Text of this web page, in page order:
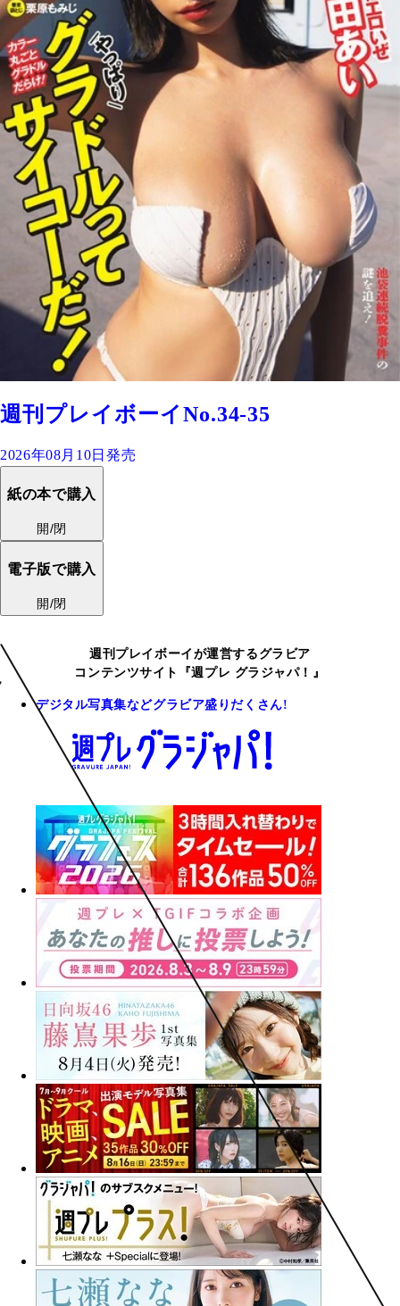
週刊プレイボーイNo.34-35
2026年08月10日発売
紙の本で購入
開/閉
電子版で購入
開/閉
週刊プレイボーイが運営するグラビア
コンテンツサイト『週プレ グラジャパ！』
デジタル写真集などグラビア盛りだくさん!